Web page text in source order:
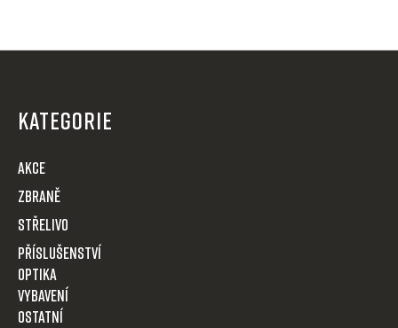
KATEGORIE
AKCE
Zbraně
Střelivo
Příslušenství
Optika
VYBAVENÍ
OSTATNÍ